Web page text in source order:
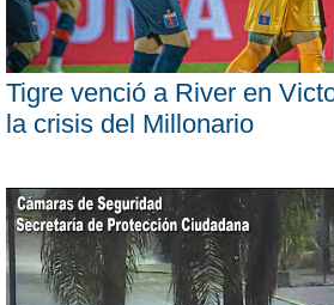
Tigre venció a River en
la crisis del Millonario